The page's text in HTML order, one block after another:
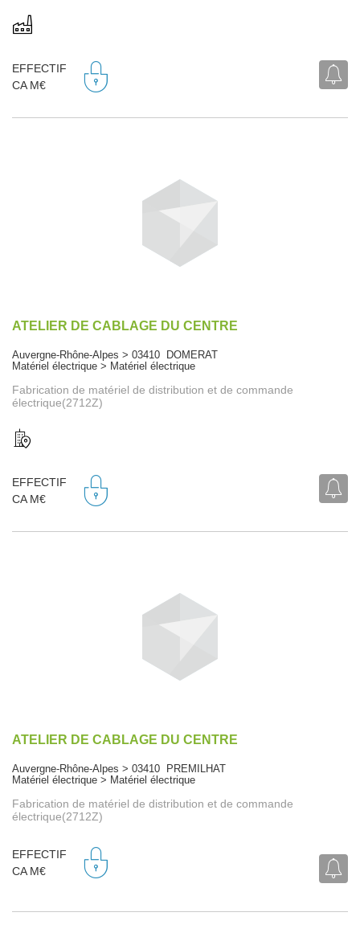
EFFECTIF
CA M€
ATELIER DE CABLAGE DU CENTRE
Auvergne-Rhône-Alpes > 03410 DOMERAT
Matériel électrique > Matériel électrique
Fabrication de matériel de distribution et de commande
électrique(2712Z)
EFFECTIF
CA M€
ATELIER DE CABLAGE DU CENTRE
Auvergne-Rhône-Alpes > 03410 PREMILHAT
Matériel électrique > Matériel électrique
Fabrication de matériel de distribution et de commande
électrique(2712Z)
EFFECTIF
CA M€